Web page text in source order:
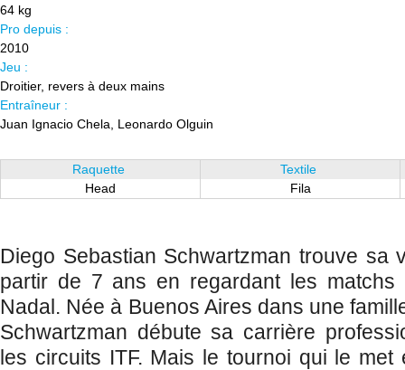
64 kg
Pro depuis :
2010
Jeu :
Droitier, revers à deux mains
Entraîneur :
Juan Ignacio Chela, Leonardo Olguin
Raquette
Head
Textile
Fila
Diego Sebastian Schwartzman trouve sa
partir de 7 ans en regardant les matchs
Nadal. Née à Buenos Aires dans une
Schwartzman débute sa carrière
les circuits ITF. Mais le tournoi qui le met